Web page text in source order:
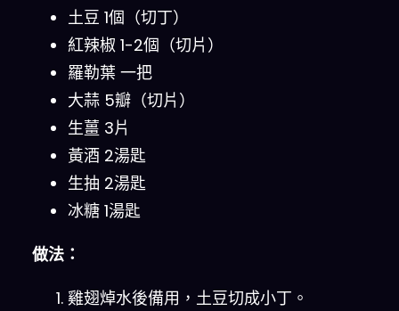
土豆 1個（切丁）
紅辣椒 1-2個（切片）
羅勒葉 一把
大蒜 5瓣（切片）
生薑 3片
黃酒 2湯匙
生抽 2湯匙
冰糖 1湯匙
做法：
雞翅焯水後備用，土豆切成小丁。